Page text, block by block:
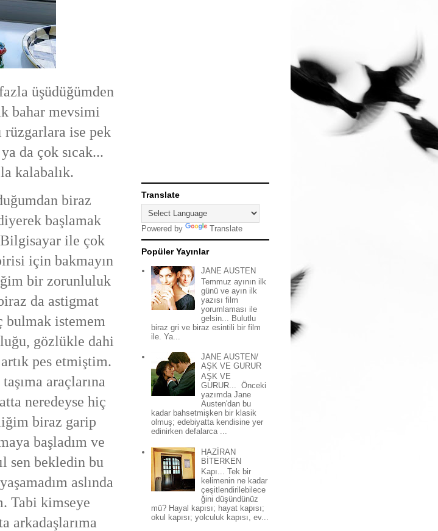
üşüdüğümden
bahar mevsimi
rüzgarlara ise pek
da çok sıcak...
kalabalık.
biraz
başlamak
ile çok
için bakmayın
bir zorunluluk
da astigmat
bulmak istemem
gözlükle dahi
pes etmiştim.
araçlarına
neredeyse hiç
biraz garip
başladım ve
sen bekledin bu
aslında
Tabi kimseye
arkadaşlarıma
Translate
Powered by Translate
Popüler Yayınlar
JANE AUSTEN
Temmuz ayının ilk
günü ve ayın ilk
yazısı film
yorumlaması ile
gelsin... Bulutlu
biraz gri ve biraz esintili bir film
ile. Ya...
JANE AUSTEN/
AŞK VE GURUR
AŞK VE
GURUR... Önceki
yazımda Jane
Austen'dan bu
kadar bahsetmişken bir klasik
olmuş; edebiyatta kendisine yer
edinirken defalarca ...
HAZİRAN
BİTERKEN
Kapı... Tek bir
kelimenin ne kadar
çeşitlendirilebilece
ğini düşündünüz
mü? Hayal kapısı; hayat kapısı;
okul kapısı; yolculuk kapısı, ev...